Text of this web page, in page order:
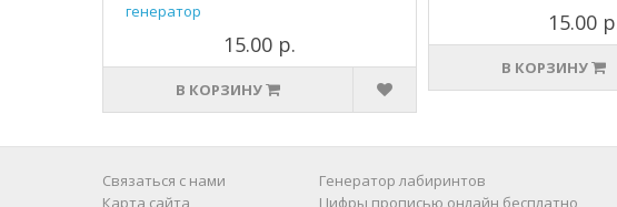
генератор
15.00 р.
В КОРЗИНУ
15.00
В КОРЗИНУ
Связаться с нами
Карта сайта
Генератор лабиринтов
Цифры прописью онлайн бесплатно